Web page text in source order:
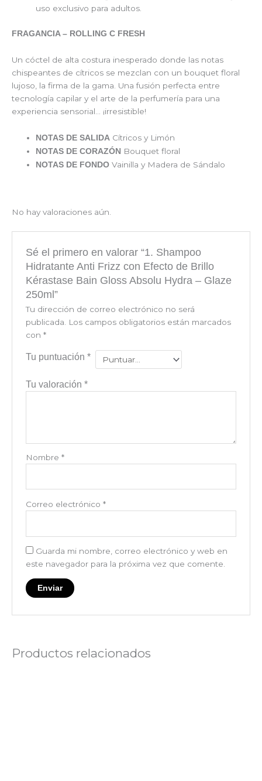
uso exclusivo para adultos.
FRAGANCIA – ROLLING C FRESH
Un cóctel de alta costura inesperado donde las notas
chispeantes de cítricos se mezclan con un bouquet floral
lujoso, la firma de la gama. Una fusión perfecta entre
tecnología capilar y el arte de la perfumería para una
experiencia sensorial… ¡irresistible!
NOTAS DE SALIDA Cítricos y Limón
NOTAS DE CORAZÓN Bouquet floral
NOTAS DE FONDO Vainilla y Madera de Sándalo
No hay valoraciones aún.
Sé el primero en valorar “1. Shampoo
Hidratante Anti Frizz con Efecto de Brillo
Kérastase Bain Gloss Absolu Hydra – Glaze
250ml”
Tu dirección de correo electrónico no será
publicada.
Los campos obligatorios están marcados
con *
Tu puntuación *
Tu valoración *
Nombre *
Correo electrónico *
Guarda mi nombre, correo electrónico y web en
este navegador para la próxima vez que comente.
Productos relacionados